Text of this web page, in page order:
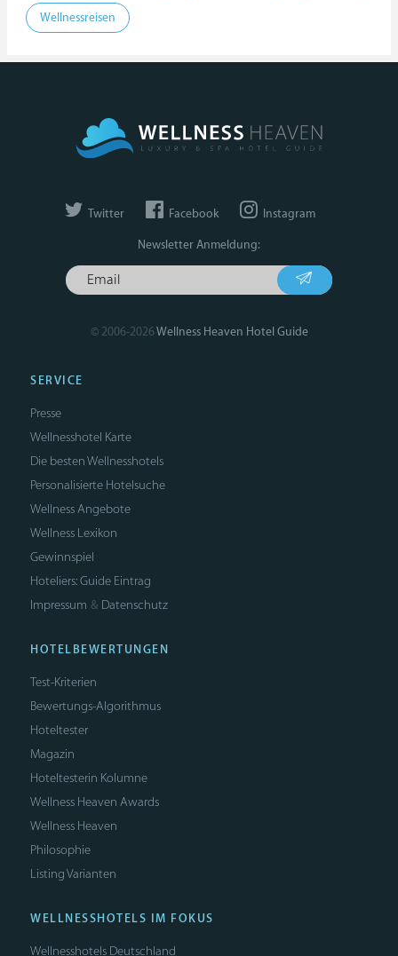
Wellnessreisen
Twitter Facebook Instagram
Newsletter Anmeldung:
© 2006-2026Wellness Heaven Hotel Guide
SERVICE
Presse
Wellnesshotel Karte
Die besten Wellnesshotels
Personalisierte Hotelsuche
Wellness Angebote
Wellness Lexikon
Gewinnspiel
Hoteliers: Guide Eintrag
Impressum & Datenschutz
HOTELBEWERTUNGEN
Test-Kriterien
Bewertungs-Algorithmus
Hoteltester
Magazin
Hoteltesterin Kolumne
Wellness Heaven Awards
Wellness Heaven
Philosophie
Listing Varianten
WELLNESSHOTELS IM FOKUS
Wellnesshotels Deutschland